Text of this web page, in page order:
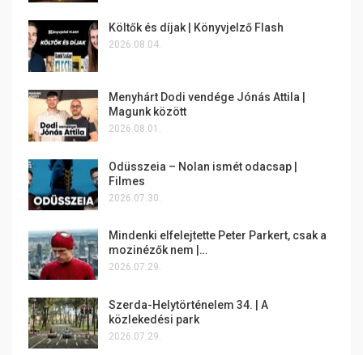
Költők és díjak | Könyvjelző Flash
2026.08.04.
Menyhárt Dodi vendége Jónás Attila |
Magunk között
2026.08.01.
Odüsszeia – Nolan ismét odacsap |
Filmes
2026.07.30.
Mindenki elfelejtette Peter Parkert, csak a
mozinézők nem |…
2026.07.29.
Szerda-Helytörténelem 34. | A
közlekedési park
2026.07.29.